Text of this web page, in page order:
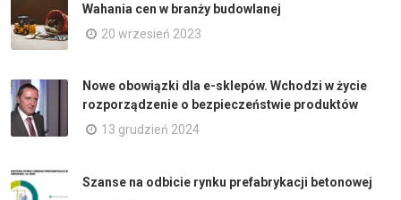
Wahania cen w branży budowlanej
20 wrzesień 2023
Nowe obowiązki dla e-sklepów. Wchodzi w życie
rozporządzenie o bezpieczeństwie produktów
13 grudzień 2024
Szanse na odbicie rynku prefabrykacji betonowej